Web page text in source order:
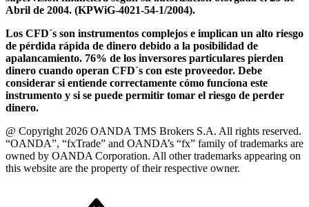
Abril de 2004. (KPWiG-4021-54-1/2004).
Los CFD´s son instrumentos complejos e implican un alto riesgo
de pérdida rápida de dinero debido a la posibilidad de
apalancamiento. 76% de los inversores particulares pierden
dinero cuando operan CFD´s con este proveedor. Debe
considerar si entiende correctamente cómo funciona este
instrumento y si se puede permitir tomar el riesgo de perder
dinero.
@ Copyright 2026 OANDA TMS Brokers S.A. All rights reserved.
“OANDA”, “fxTrade” and OANDA’s “fx” family of trademarks are
owned by OANDA Corporation. All other trademarks appearing on
this website are the property of their respective owner.